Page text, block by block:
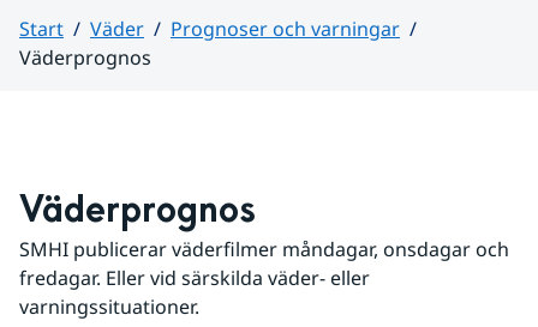
Start Väder
Prognoser och varningar
Väderprognos
Väderprognos
SMHI publicerar väderfilmer måndagar, onsdagar och
fredagar. Eller vid särskilda väder- eller
varningssituationer.